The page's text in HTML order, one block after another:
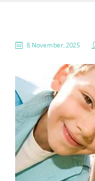
8 November, 2025